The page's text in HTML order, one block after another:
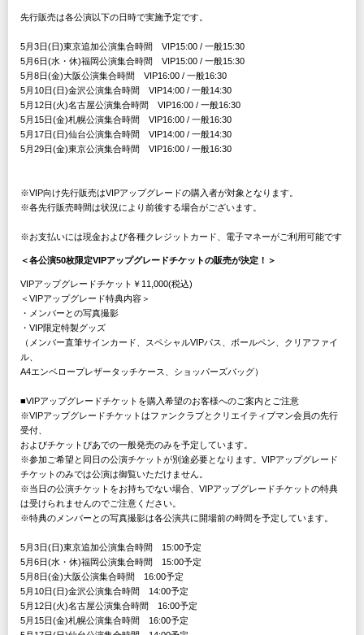
先行販売は各公演以下の日時で実施予定です。
5月3日(日)東京追加公演集合時間 VIP15:00 / 一般15:30
5月6日(水・休)福岡公演集合時間 VIP15:00 / 一般15:30
5月8日(金)大阪公演集合時間 VIP16:00 / 一般16:30
5月10日(日)金沢公演集合時間 VIP14:00 / 一般14:30
5月12日(火)名古屋公演集合時間 VIP16:00 / 一般16:30
5月15日(金)札幌公演集合時間 VIP16:00 / 一般16:30
5月17日(日)仙台公演集合時間 VIP14:00 / 一般14:30
5月29日(金)東京公演集合時間 VIP16:00 / 一般16:30
※VIP向け先行販売はVIPアップグレードの購入者が対象となります。
※各先行販売時間は状況により前後する場合がございます。
※お支払いには現金および各種クレジットカード、電子マネーがご利用可能です
＜各公演50枚限定VIPアップグレードチケットの販売が決定！＞
VIPアップグレードチケット￥11,000(税込)
＜VIPアップグレード特典内容＞
・メンバーとの写真撮影
・VIP限定特製グッズ
（メンバー直筆サインカード、スペシャルVIPパス、ボールペン、クリアファイ
ル、
A4エンベロープレザータッチケース、ショッパーズバッグ）
■VIPアップグレードチケットを購入希望のお客様へのご案内とご注意
※VIPアップグレードチケットはファンクラブとクリエイティブマン会員の先行
受付、
およびチケットぴあでの一般発売のみを予定しています。
※参加ご希望と同日の公演チケットが別途必要となります。VIPアップグレード
チケットのみでは公演は御覧いただけません。
※当日の公演チケットをお持ちでない場合、VIPアップグレードチケットの特典
は受けられませんのでご注意ください。
※特典のメンバーとの写真撮影は各公演共に開場前の時間を予定しています。
5月3日(日)東京追加公演集合時間 15:00予定
5月6日(水・休)福岡公演集合時間 15:00予定
5月8日(金)大阪公演集合時間 16:00予定
5月10日(日)金沢公演集合時間 14:00予定
5月12日(火)名古屋公演集合時間 16:00予定
5月15日(金)札幌公演集合時間 16:00予定